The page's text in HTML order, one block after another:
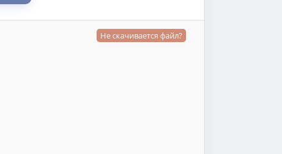
Не скачивается файл?